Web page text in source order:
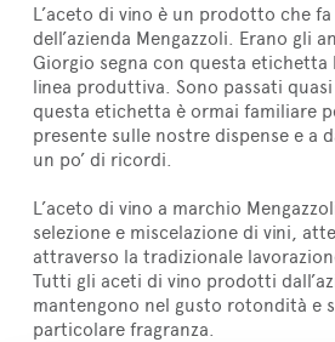
L’aceto di vino è un prodotto che
dell’azienda Mengazzoli. Erano gli
Giorgio segna con questa etichetta
linea produttiva. Sono passati
questa etichetta è ormai familiare
presente sulle nostre dispense e a
un po’ di ricordi.
L’aceto di vino a marchio
selezione e miscelazione di vini,
attraverso la tradizionale
Tutti gli aceti di vino prodotti
mantengono nel gusto rotondità e
particolare fragranza.